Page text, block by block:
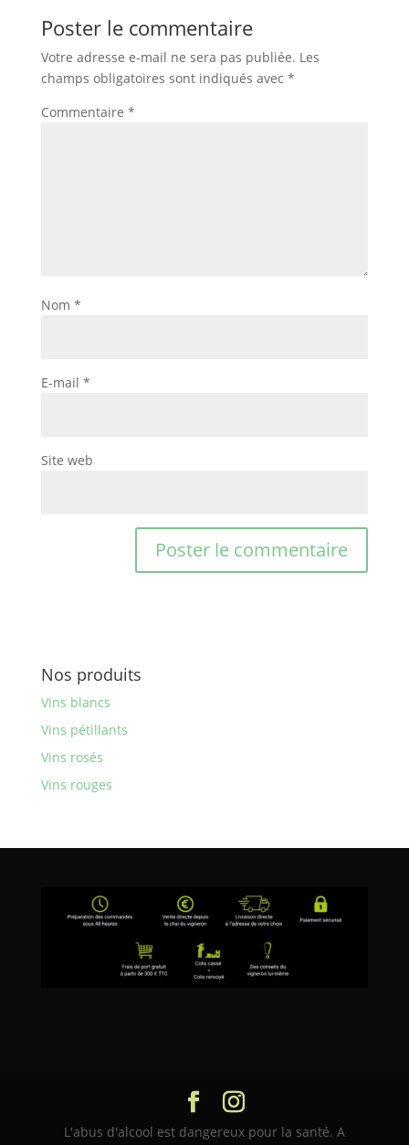
Poster le commentaire
Votre adresse e-mail ne sera pas publiée. Les
champs obligatoires sont indiqués avec *
Commentaire *
Nom *
E-mail *
Site web
Nos produits
Vins blancs
Vins pétillants
Vins rosés
Vins rouges
L'abus d'alcool est dangereux pour la santé. A